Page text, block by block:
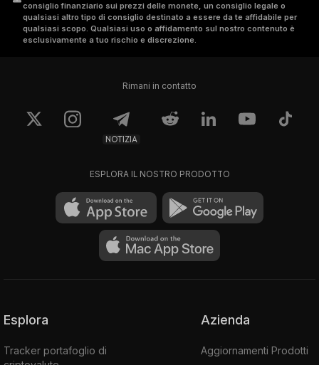
consiglio finanziario sui prezzi delle monete, un consiglio legale o
qualsiasi altro tipo di consiglio destinato a essere da te affidabile per
qualsiasi scopo. Qualsiasi uso o affidamento sul nostro contenuto è
esclusivamente a tuo rischio e discrezione.
Rimani in contatto
NOTIZIA
ESPLORA IL NOSTRO PRODOTTO
Esplora
Tracker portafoglio di
Azienda
Aggiornamenti Prodotti